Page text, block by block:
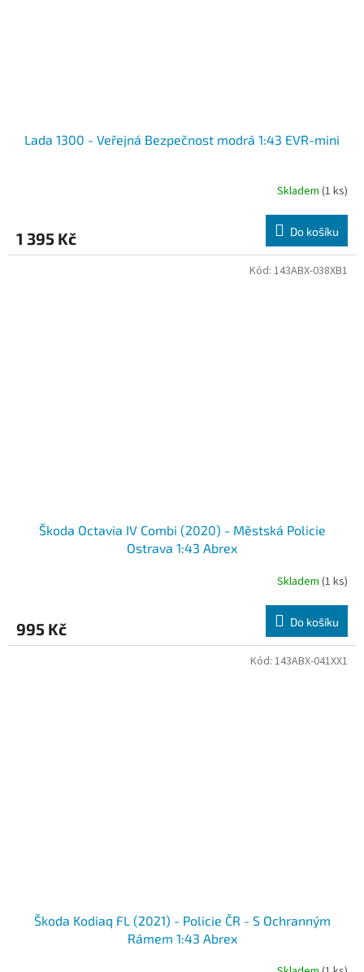
Lada 1300 - Veřejná Bezpečnost modrá 1:43 EVR-mini
Skladem (1 ks)
1 395 Kč Do košíku
Škoda Octavia IV Combi (2020) - Městská Policie
Ostrava 1:43 Abrex
Skladem (1 ks)
995 Kč Do košíku
Kód: 143ABX-038XB1
Škoda Kodiaq FL (2021) - Policie ČR - S Ochranným
Rámem 1:43 Abrex
Kód: 143ABX-041XX1